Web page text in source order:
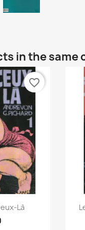
in the same
Là
favorite_border